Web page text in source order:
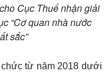
Cục Thuế nhận giải
“Cơ quan nhà nước
sắc”
từ năm 2018 dưới